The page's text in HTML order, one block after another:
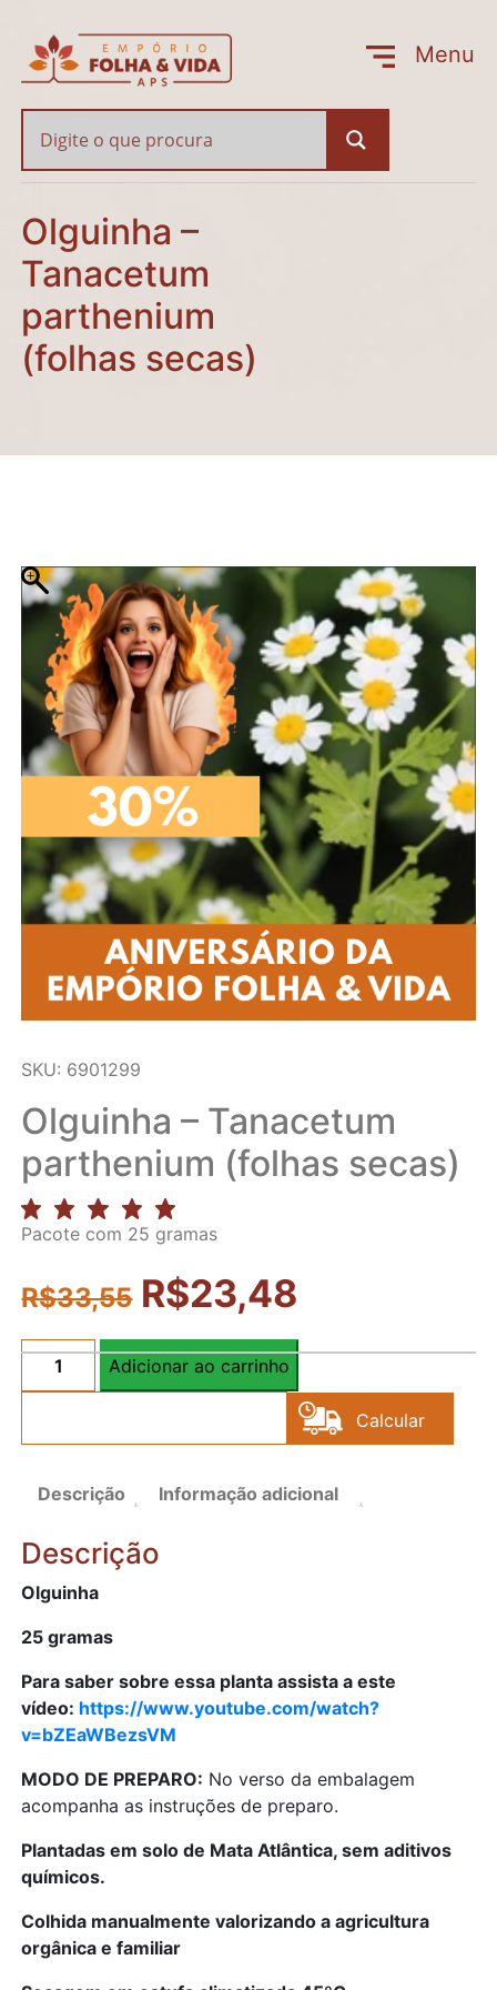
Menu
Fechar
Olguinha –
Olguinha –
Tanacetum
parthenium
(folhas secas)
SKU: 6901299
Olguinha – Tanacetum
parthenium (folhas secas)
Pacote com 25 gramas
R$33,55 R$23,48
Olguinha
(folhas
quantidade
Calcular
Adicionar ao carrinho
Descrição Informação adicional
Descrição
Olguinha
25 gramas
Para saber sobre essa planta assista a este
vídeo: https://www.youtube.com/watch?
v=bZEaWBezsVM
MODO DE PREPARO: No verso da embalagem
acompanha as instruções de preparo.
Plantadas em solo de Mata Atlântica, sem aditivos
químicos.
Colhida manualmente valorizando a agricultura
orgânica e familiar